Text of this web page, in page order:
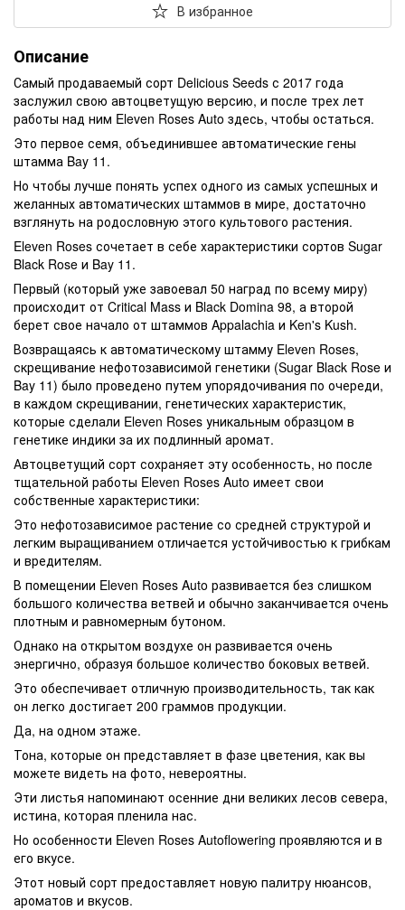
В избранное
Описание
Самый продаваемый сорт Delicious Seeds с 2017 года
заслужил свою автоцветущую версию, и после трех лет
работы над ним Eleven Roses Auto здесь, чтобы остаться.
Это первое семя, объединившее автоматические гены
штамма Bay 11.
Но чтобы лучше понять успех одного из самых успешных и
желанных автоматических штаммов в мире, достаточно
взглянуть на родословную этого культового растения.
Eleven Roses сочетает в себе характеристики сортов Sugar
Black Rose и Bay 11.
Первый (который уже завоевал 50 наград по всему миру)
происходит от Critical Mass и Black Domina 98, а второй
берет свое начало от штаммов Appalachia и Ken's Kush.
Возвращаясь к автоматическому штамму Eleven Roses,
скрещивание нефотозависимой генетики (Sugar Black Rose и
Bay 11) было проведено путем упорядочивания по очереди,
в каждом скрещивании, генетических характеристик,
которые сделали Eleven Roses уникальным образцом в
генетике индики за их подлинный аромат.
Автоцветущий сорт сохраняет эту особенность, но после
тщательной работы Eleven Roses Auto имеет свои
собственные характеристики:
Это нефотозависимое растение со средней структурой и
легким выращиванием отличается устойчивостью к грибкам
и вредителям.
В помещении Eleven Roses Auto развивается без слишком
большого количества ветвей и обычно заканчивается очень
плотным и равномерным бутоном.
Однако на открытом воздухе он развивается очень
энергично, образуя большое количество боковых ветвей.
Это обеспечивает отличную производительность, так как
он легко достигает 200 граммов продукции.
Да, на одном этаже.
Тона, которые он представляет в фазе цветения, как вы
можете видеть на фото, невероятны.
Эти листья напоминают осенние дни великих лесов севера,
истина, которая пленила нас.
Но особенности Eleven Roses Autoflowering проявляются и в
его вкусе.
Этот новый сорт предоставляет новую палитру нюансов,
ароматов и вкусов.